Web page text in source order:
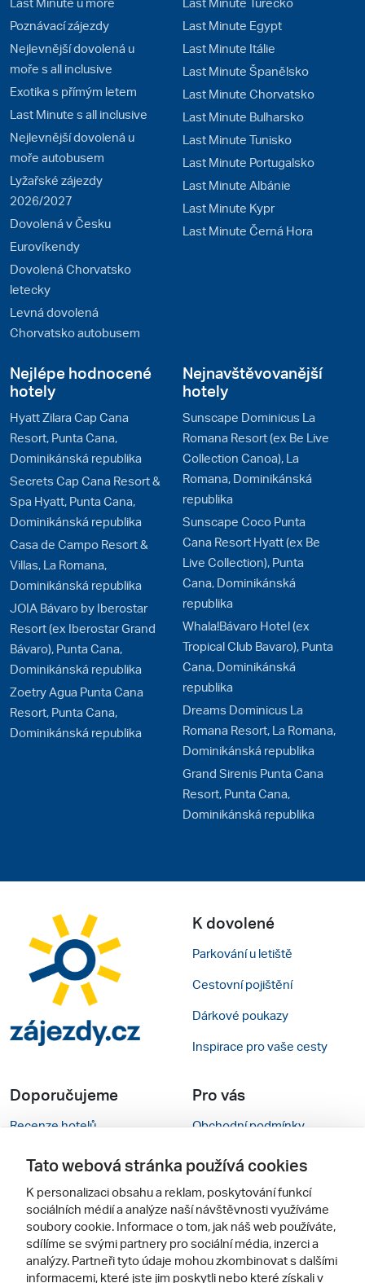
Poznávací zájezdy
Nejlevnější dovolená u
moře s all inclusive
Exotika s přímým letem
Last Minute s all inclusive
Nejlevnější dovolená u
moře autobusem
Lyžařské zájezdy
2026/2027
Dovolená v Česku
Eurovíkendy
Dovolená Chorvatsko
letecky
Levná dovolená
Chorvatsko autobusem
Last Minute Egypt
Last Minute Itálie
Last Minute Španělsko
Last Minute Chorvatsko
Last Minute Bulharsko
Last Minute Tunisko
Last Minute Portugalsko
Last Minute Albánie
Last Minute Kypr
Last Minute Černá Hora
Nejlépe hodnocené
hotely
Hyatt Zilara Cap Cana
Resort, Punta Cana,
Dominikánská republika
Secrets Cap Cana Resort &
Spa Hyatt, Punta Cana,
Dominikánská republika
Casa de Campo Resort &
Villas, La Romana,
Dominikánská republika
JOIA Bávaro by Iberostar
Resort (ex Iberostar Grand
Bávaro), Punta Cana,
Dominikánská republika
Zoetry Agua Punta Cana
Resort, Punta Cana,
Dominikánská republika
Nejnavštěvovanější
hotely
Sunscape Dominicus La
Romana Resort (ex Be Live
Collection Canoa), La
Romana, Dominikánská
republika
Sunscape Coco Punta
Cana Resort Hyatt (ex Be
Live Collection), Punta
Cana, Dominikánská
republika
Whala!Bávaro Hotel (ex
Tropical Club Bavaro), Punta
Cana, Dominikánská
republika
Dreams Dominicus La
Romana Resort, La Romana,
Dominikánská republika
Grand Sirenis Punta Cana
Resort, Punta Cana,
Dominikánská republika
K dovolené
Parkování u letiště
Cestovní pojištění
Dárkové poukazy
Inspirace pro vaše cesty
Doporučujeme
Recenze hotelů
Rady na cestu
Cestovní kanceláře
Zájazdy.sk
Pro vás
Obchodní podmínky
Kontakty
Nastavení cookies
Mobilní verze webu
Sledujte nás
Tato webová stránka používá cookies
K personalizaci obsahu a reklam, poskytování funkcí
sociálních médií a analýze naší návštěvnosti využíváme
soubory cookie. Informace o tom, jak náš web používáte,
sdílíme se svými partnery pro sociální média, inzerci a
analýzy. Partneři tyto údaje mohou zkombinovat s dalšími
informacemi, které jste jim poskytli nebo které získali v